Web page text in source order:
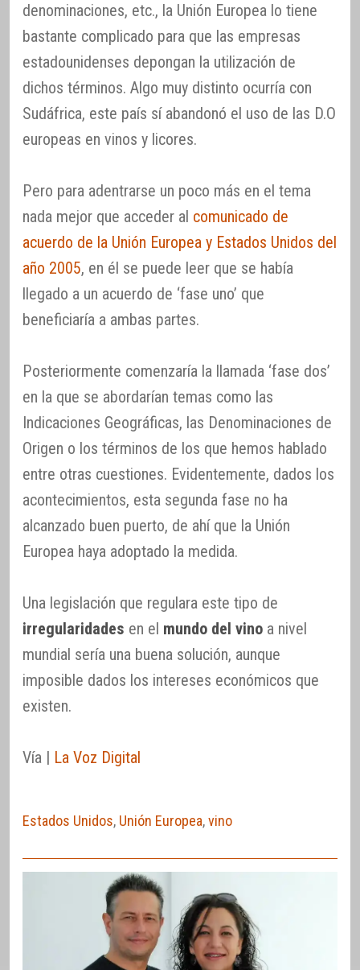
denominaciones, etc., la Unión Europea lo tiene
bastante complicado para que las empresas
estadounidenses depongan la utilización de
dichos términos. Algo muy distinto ocurría con
Sudáfrica, este país sí abandonó el uso de las D.O
europeas en vinos y licores.
Pero para adentrarse un poco más en el tema
nada mejor que acceder al comunicado de
acuerdo de la Unión Europea y Estados Unidos del
año 2005, en él se puede leer que se había
llegado a un acuerdo de ‘fase uno’ que
beneficiaría a ambas partes.
Posteriormente comenzaría la llamada ‘fase dos’
en la que se abordarían temas como las
Indicaciones Geográficas, las Denominaciones de
Origen o los términos de los que hemos hablado
entre otras cuestiones. Evidentemente, dados los
acontecimientos, esta segunda fase no ha
alcanzado buen puerto, de ahí que la Unión
Europea haya adoptado la medida.
Una legislación que regulara este tipo de
irregularidades en el mundo del vino a nivel
mundial sería una buena solución, aunque
imposible dados los intereses económicos que
existen.
Vía | La Voz Digital
Estados Unidos, Unión Europea,vino